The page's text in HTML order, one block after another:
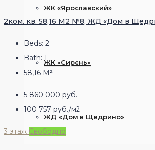
ЖК «Ярославский»
ЖК «Сирень»
ЖД «Дом в Щедрино»
2ком. кв. 58,16 М2 №8, ЖД «Дом в
Beds: 2
Bath: 1
58,16 М²
5 860 000 руб.
100 757 руб./м2
3 этаж Свободно